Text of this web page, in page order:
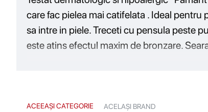
care fac pielea mai catifelata . Ideal
sa intre in piele. Treceti cu pensula peste
este atins efectul maxim de bronzare.
ACEEAȘI CATEGORIE ACELAȘI BRAND